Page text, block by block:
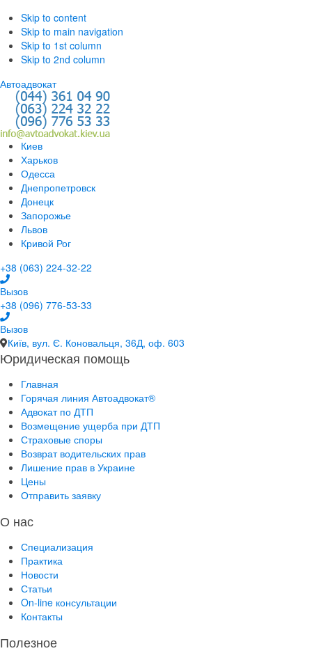
Skip to content
Skip to main navigation
Skip to 1st column
Skip to 2nd column
Автоадвокат
Киев
Харьков
Одесса
Днепропетровск
Донецк
Запорожье
Львов
Кривой Рог
+38 (063) 224-32-22
Вызов
+38 (096) 776-53-33
Вызов
Київ, вул. Є. Коновальця, 36Д, оф. 603
Юридическая помощь
Главная
Горячая линия Автоадвокат®
Адвокат по ДТП
Возмещение ущерба при ДТП
Страховые споры
Возврат водительских прав
Лишение прав в Украине
Цены
Отправить заявку
О нас
Специализация
Практика
Новости
Статьи
On-line консультации
Контакты
Полезное